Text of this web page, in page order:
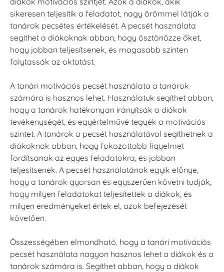
sikeresen teljesítik a feladatot, nagy örömmel látják a
tanárok pecsétes értékelését. A pecsét használata
segíthet a diákoknak abban, hogy ösztönözze őket,
hogy jobban teljesítsenek, és magasabb szinten
folytassák az oktatást.
A tanári motívációs pecsét használata a tanárok
számára is hasznos lehet. Használatuk segíthet abban,
hogy a tanárok hatékonyan irányítsák a diákok
tevékenységét, és egyértelművé tegyék a motivációs
szintet. A tanárok a pecsét használatával segíthetnek a
diákoknak abban, hogy fokozottabb figyelmet
fordítsanak az egyes feladatokra, és jobban
teljesítsenek. A pecsét használatának egyik előnye,
hogy a tanárok gyorsan és egyszerűen követni tudják,
hogy milyen feladatokat teljesítettek a diákok, és
milyen eredményeket értek el, azok befejezését
követően.
Összességében elmondható, hogy a tanári motívációs
pecsét használata nagyon hasznos lehet a diákok és a
tanárok számára is. Segíthet abban, hogy a diákok